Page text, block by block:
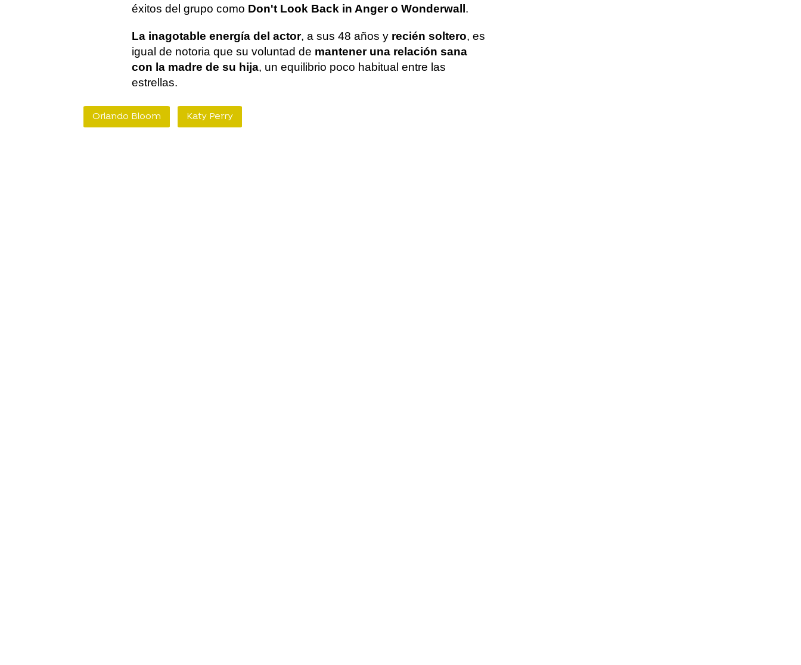
éxitos del grupo como Don't Look Back in Anger o Wonderwall.
La inagotable energía del actor, a sus 48 años y recién soltero, es
igual de notoria que su voluntad de mantener una relación sana
con la madre de su hija, un equilibrio poco habitual entre las
estrellas.
Orlando Bloom Katy Perry